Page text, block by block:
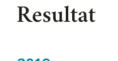
Resultat